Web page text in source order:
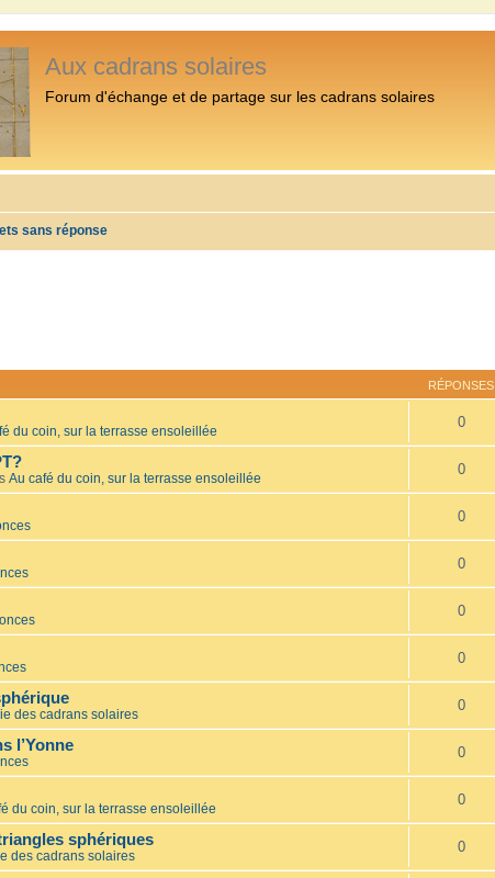
Aux cadrans solaires
Forum d'échange et de partage sur les cadrans solaires
sans réponse
RÉPONSES
du coin, sur la terrasse ensoleillée
0
Au café du coin, sur la terrasse ensoleillée
0
0
0
0
0
des cadrans solaires
0
l’Yonne 0
du coin, sur la terrasse ensoleillée
0
sphériques
des cadrans solaires
0